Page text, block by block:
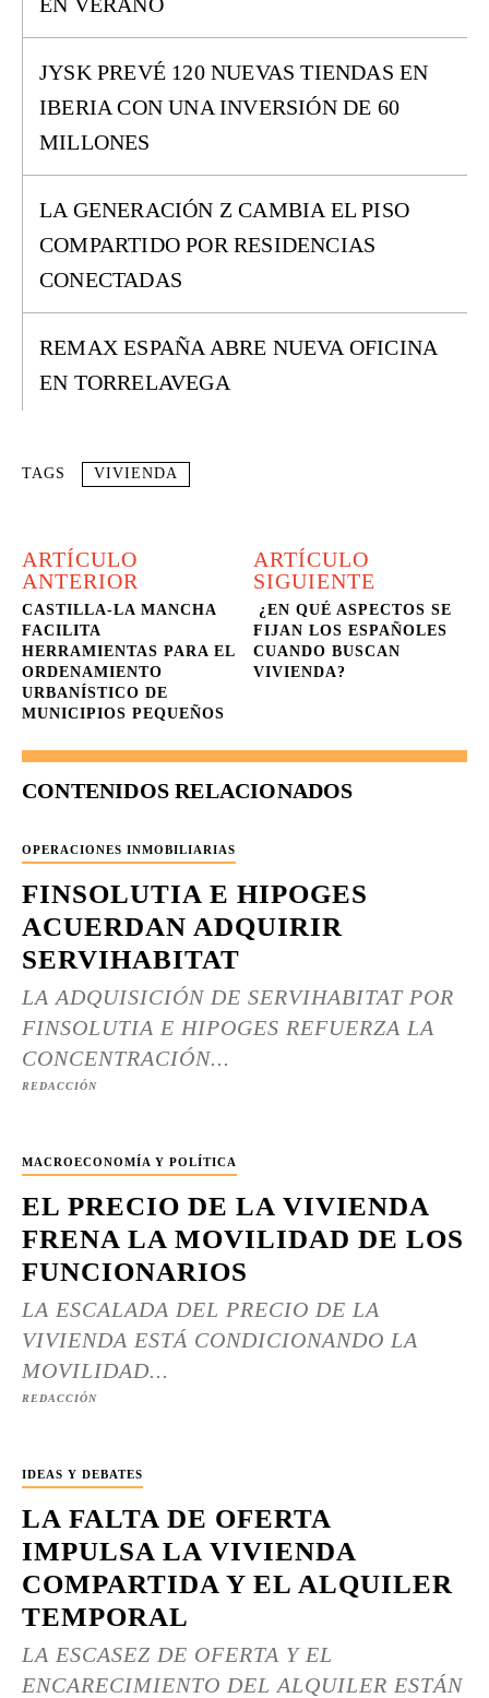
JYSK PREVÉ 120 NUEVAS TIENDAS EN
IBERIA CON UNA INVERSIÓN DE 60
MILLONES
LA GENERACIÓN Z CAMBIA EL PISO
COMPARTIDO POR RESIDENCIAS
CONECTADAS
REMAX ESPAÑA ABRE NUEVA OFICINA
EN TORRELAVEGA
TAGS VIVIENDA
ARTÍCULO
ANTERIOR
CASTILLA-LA MANCHA
FACILITA
HERRAMIENTAS PARA EL
ORDENAMIENTO
URBANÍSTICO DE
MUNICIPIOS PEQUEÑOS
ARTÍCULO
SIGUIENTE
¿EN QUÉ ASPECTOS SE
FIJAN LOS ESPAÑOLES
CUANDO BUSCAN
VIVIENDA?
CONTENIDOS RELACIONADOS
OPERACIONES INMOBILIARIAS
FINSOLUTIA E HIPOGES
ACUERDAN ADQUIRIR
SERVIHABITAT
LA ADQUISICIÓN DE SERVIHABITAT POR
FINSOLUTIA E HIPOGES REFUERZA LA
CONCENTRACIÓN...
REDACCIÓN
MACROECONOMÍA Y POLÍTICA
EL PRECIO DE LA VIVIENDA
FRENA LA MOVILIDAD DE LOS
FUNCIONARIOS
LA ESCALADA DEL PRECIO DE LA
VIVIENDA ESTÁ CONDICIONANDO LA
MOVILIDAD...
REDACCIÓN
IDEAS Y DEBATES
LA FALTA DE OFERTA
IMPULSA LA VIVIENDA
COMPARTIDA Y EL ALQUILER
TEMPORAL
LA ESCASEZ DE OFERTA Y EL
ENCARECIMIENTO DEL ALQUILER ESTÁN